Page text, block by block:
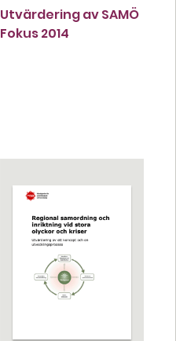
Utvärdering av SAMÖ
Fokus 2014